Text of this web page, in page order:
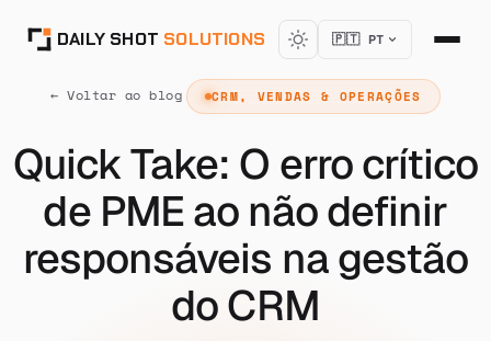
DAILY SHOT SOLUTIONS 🇵🇹 PT
← Voltar ao blog CRM, VENDAS & OPERAÇÕES
Quick Take: O erro crítico
de PME ao não definir
responsáveis na gestão
do CRM